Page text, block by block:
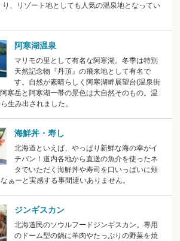
り、リゾート地としても人気の温泉地となってい
阿寒湖温泉
マリモの里として有名な阿寒湖。冬季は特別
天然記念物『丹頂』の飛来地として有名で
す。自然が素晴らしく阿寒湖畔展望台(温泉街
寒岳と阿寒湖一帯の景色は大自然そのもの。温
生み出されました。
海鮮丼・寿し
北海道といえば、やっぱり新鮮な海の幸がイ
チバン！道内各地から直送の魚介を使ったネ
タでいただく海鮮丼や寿司を口いっぱいに頬
ぁーと実感する事間違いありません。
ジンギスカン
北海道民のソウルフードジンギスカン。専用
のドーム型の鍋に羊肉やたっぷりの野菜を焼